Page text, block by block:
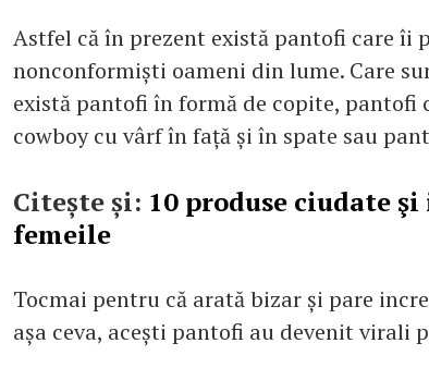
Astfel că în prezent există pantofi care îi
nonconformiști oameni din lume. Care
există pantofi în formă de copite, pantofi
cowboy cu vârf în față și în spate sau
Citește și: 10 produse ciudate
femeile
Tocmai pentru că arată bizar și pare
așa ceva, acești pantofi au devenit virali